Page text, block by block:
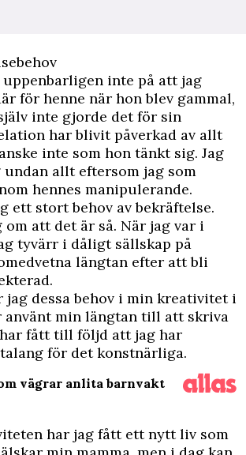
inte på att jag
för henne när hon blev gammal,
inte gjorde det för sin
har blivit påverkad av allt
inte som hon tänkt sig. Jag
allt eftersom jag som
hennes manipulerande.
ett stort behov av bekräftelse.
om att det är så. När jag var i
tyvärr i dåligt sällskap på
längtan efter att bli
jag dessa behov i min kreativitet i
använt min längtan till att skriva
fått till följd att jag har
för det konstnärliga.
vägrar anlita barnvakt
har jag fått ett nytt liv som